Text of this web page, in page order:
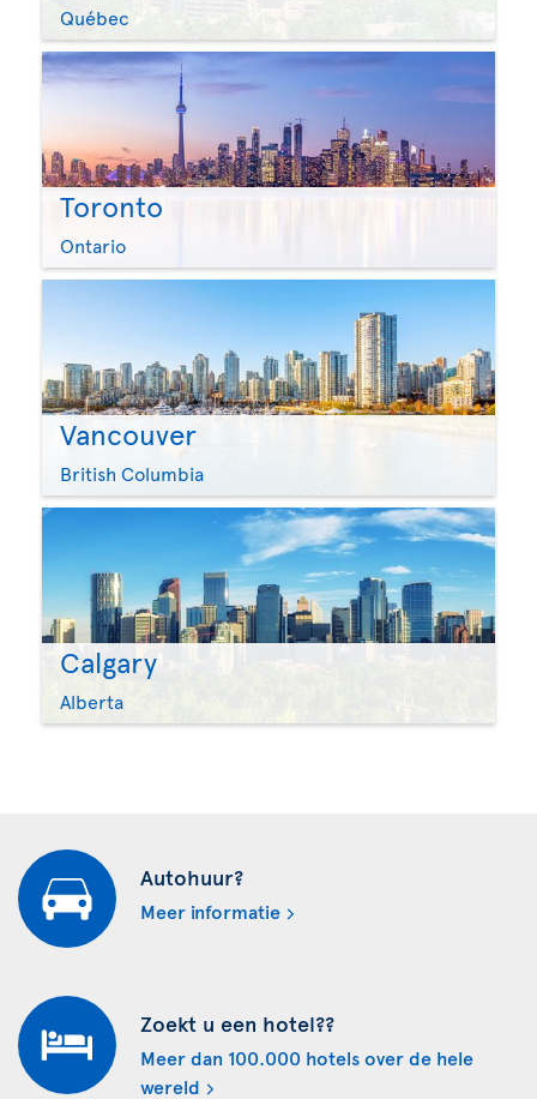
Québec
Toronto
Ontario
Vancouver
British Columbia
Calgary
Alberta
Autohuur?
Meer informatie
Zoekt u een hotel??
Meer dan 100.000 hotels over de hele
wereld